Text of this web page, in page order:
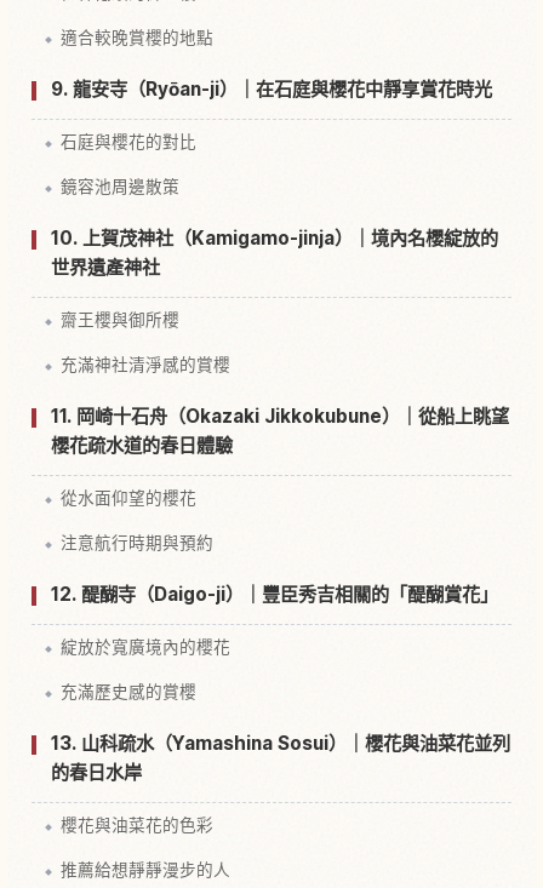
適合較晚賞櫻的地點
9. 龍安寺（Ryōan-ji）｜在石庭與櫻花中靜享賞花時光
石庭與櫻花的對比
鏡容池周邊散策
10. 上賀茂神社（Kamigamo-jinja）｜境內名櫻綻放的
世界遺產神社
齋王櫻與御所櫻
充滿神社清淨感的賞櫻
11. 岡崎十石舟（Okazaki Jikkokubune）｜從船上眺望
櫻花疏水道的春日體驗
從水面仰望的櫻花
注意航行時期與預約
12. 醍醐寺（Daigo-ji）｜豐臣秀吉相關的「醍醐賞花」
綻放於寬廣境內的櫻花
充滿歷史感的賞櫻
13. 山科疏水（Yamashina Sosui）｜櫻花與油菜花並列
的春日水岸
櫻花與油菜花的色彩
推薦給想靜靜漫步的人